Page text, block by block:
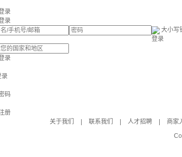
录
录
大小写
登录
录
录
码
册
关于我们
联系我们 人才招聘 商家